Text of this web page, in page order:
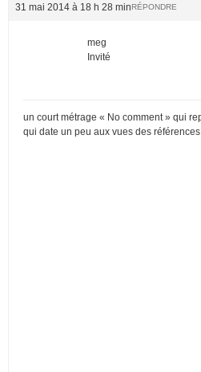
31 mai 2014 à 18 h 28 minRÉPONDRE
meg
Invité
un court métrage « No comment » qui
qui date un peu aux vues des